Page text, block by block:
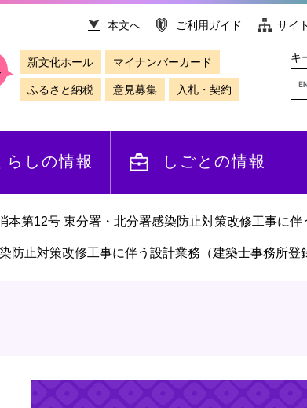
本文へ ご利用ガイド サイ
新文化ホール マイナンバーカード
ふるさと納税 意見募集 入札・契約
キ
らしの情報 しごとの情報
本第12号 東分署・北分署感染防止対策改修工事に伴
防止対策改修工事に伴う設計業務（建築士事務所登